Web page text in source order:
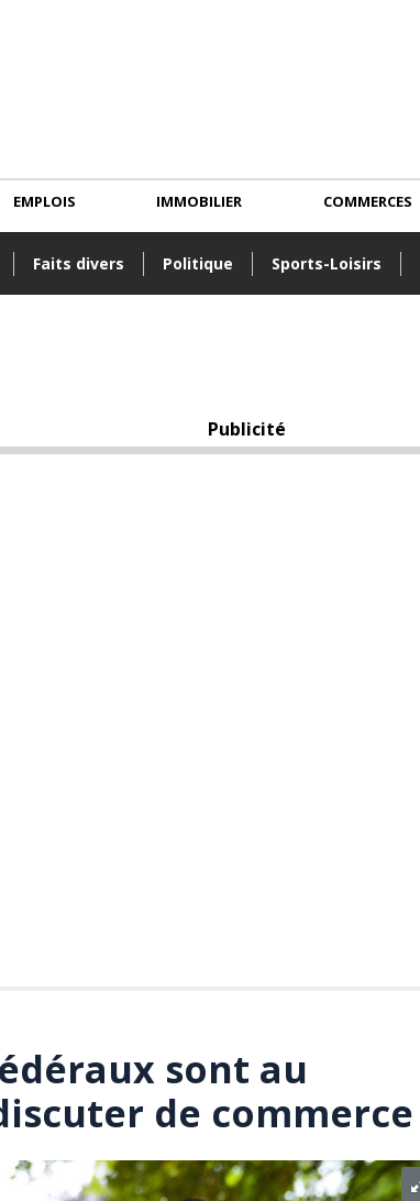
Faits divers Politique Sports-Loisirs
EMPLOIS IMMOBILIER COMMERCES
Publicité
sont au
de commerce